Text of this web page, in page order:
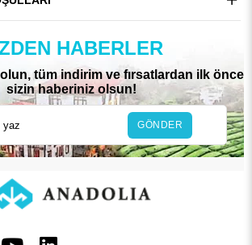
HABERLER
tüm indirim ve fırsatlardan ilk önce
sizin haberiniz olsun!
GÖNDER